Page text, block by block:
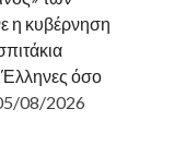
η κυβέρνηση
όσο
08/2026